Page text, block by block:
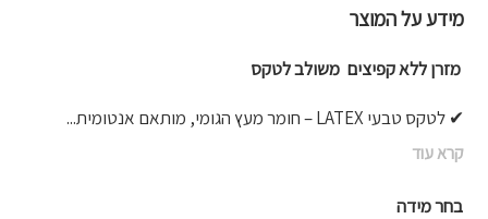
מידע על המוצר
מזרן ללא קפיצים משולב לטקס
✔ לטקס טבעי LATEX – חומר מעץ הגומי, מותאם אנטומית...
קרא עוד
בחר מידה